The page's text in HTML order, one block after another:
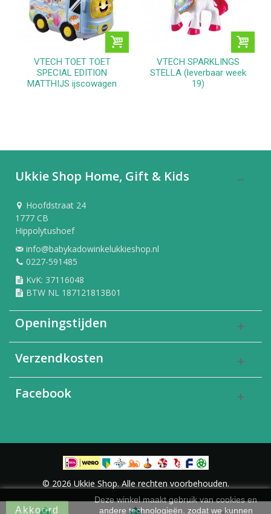
VTECH TOET TOET
SPECIAL EDITION
MATTHIJS ijscowagen
VTECH SPARKLINGS
STELLA (leverbaar week
19)
Ukkie Shop Home, Gift & Kids
Hoofdstraat 24
1777 CB
Hippolytushoef
info@babykadowinkelukkieshop.nl
0227-591485
KvK: 37116048
BTW NL 187121813B01
Openingstijden
Verzendkosten
Facebook
Akkoord
Deze winkel maakt gebruik van cookies en
andere technologieën, zodat we kunnen
© 2026 Ukkie Shop. Alle rechten voorbehouden.